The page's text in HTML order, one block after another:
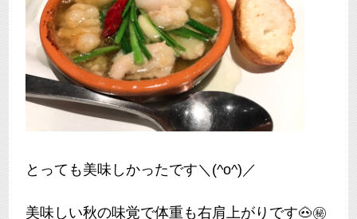
とっても美味しかったです＼(^o^)／
美味しい秋の味覚で体重も右肩上がりです🐽㊙